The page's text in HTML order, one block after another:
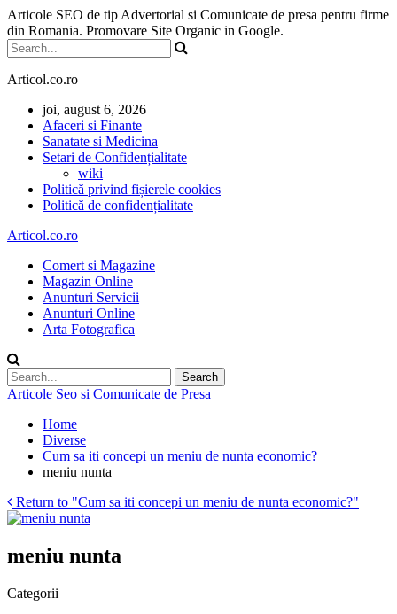
Articole SEO de tip Advertorial si Comunicate de presa pentru firme
din Romania. Promovare Site Organic in Google.
Articol.co.ro
joi, august 6, 2026
Afaceri si Finante
Sanatate si Medicina
Setari de Confidențialitate
wiki
Politică privind fișierele cookies
Politică de confidențialitate
Articol.co.ro
Comert si Magazine
Magazin Online
Anunturi Servicii
Anunturi Online
Arta Fotografica
Articole Seo si Comunicate de Presa
Home
Diverse
Cum sa iti concepi un meniu de nunta economic?
meniu nunta
Return to "Cum sa iti concepi un meniu de nunta economic?"
meniu nunta
Categorii